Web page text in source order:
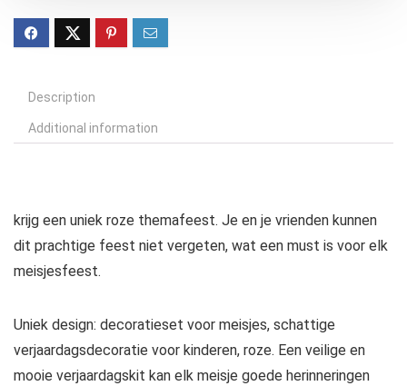
Description
Additional information
krijg een uniek roze themafeest. Je en je vrienden kunnen
dit prachtige feest niet vergeten, wat een must is voor elk
meisjesfeest.
Uniek design: decoratieset voor meisjes, schattige
verjaardagsdecoratie voor kinderen, roze. Een veilige en
mooie verjaardagskit kan elk meisje goede herinneringen